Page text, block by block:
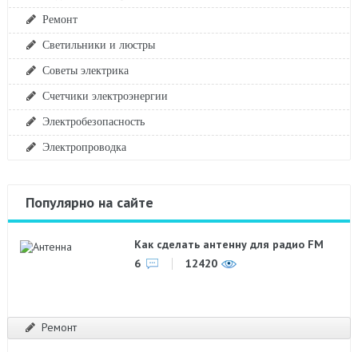
Ремонт
Светильники и люстры
Советы электрика
Счетчики электроэнергии
Электробезопасность
Электропроводка
Популярно на сайте
Как сделать антенну для радио FM
6
12420
Ремонт